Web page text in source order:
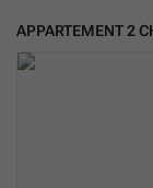
APPARTEMENT 2